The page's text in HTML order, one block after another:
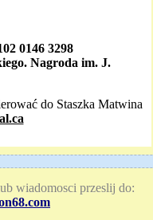
0146 3298
Nagroda im. J.
do Staszka Matwina
wiadomosci przeslij do: